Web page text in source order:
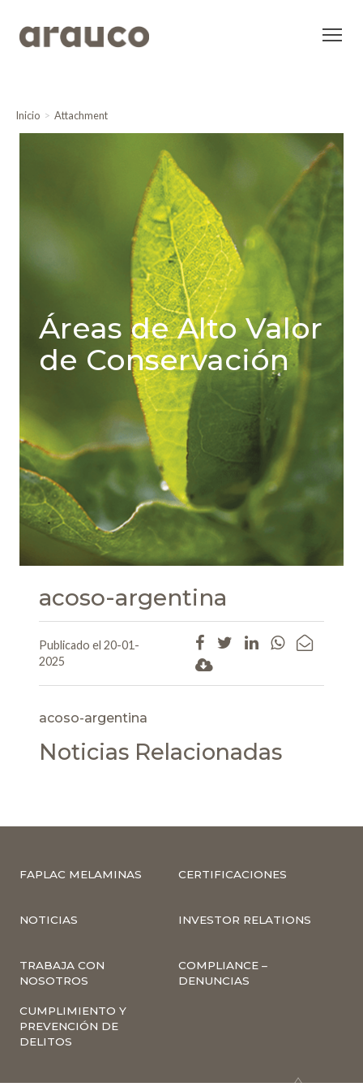
Inicio Attachment
Áreas de Alto Valor
de Conservación
acoso-argentina
Publicado el 20-01-
2025
acoso-argentina
Noticias Relacionadas
FAPLAC MELAMINAS CERTIFICACIONES
NOTICIAS INVESTOR RELATIONS
TRABAJA CON
NOSOTROS
COMPLIANCE –
DENUNCIAS
CUMPLIMIENTO Y
PREVENCIÓN DE
DELITOS